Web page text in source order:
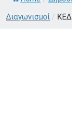
Διαγωνισμοί /